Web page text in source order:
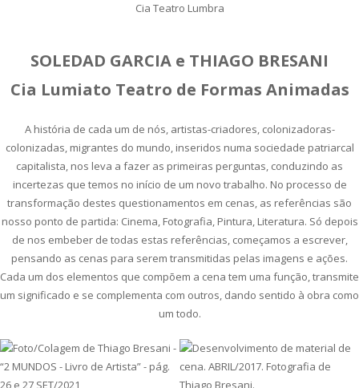
Cia Teatro Lumbra
SOLEDAD GARCIA e THIAGO BRESANI
Cia Lumiato Teatro de Formas Animadas
A história de cada um de nós, artistas-criadores, colonizadoras-
colonizadas, migrantes do mundo, inseridos numa sociedade patriarcal
capitalista, nos leva a fazer as primeiras perguntas, conduzindo as
incertezas que temos no início de um novo trabalho. No processo de
transformação destes questionamentos em cenas, as referências são
nosso ponto de partida: Cinema, Fotografia, Pintura, Literatura. Só depois
de nos embeber de todas estas referências, começamos a escrever,
pensando as cenas para serem transmitidas pelas imagens e ações.
Cada um dos elementos que compõem a cena tem uma função, transmite
um significado e se complementa com outros, dando sentido à obra como
um todo.